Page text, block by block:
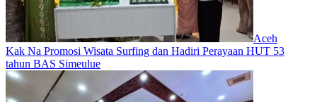
Aceh
Kak Na Promosi Wisata Surfing dan Hadiri Perayaan HUT 53
tahun BAS Simeulue